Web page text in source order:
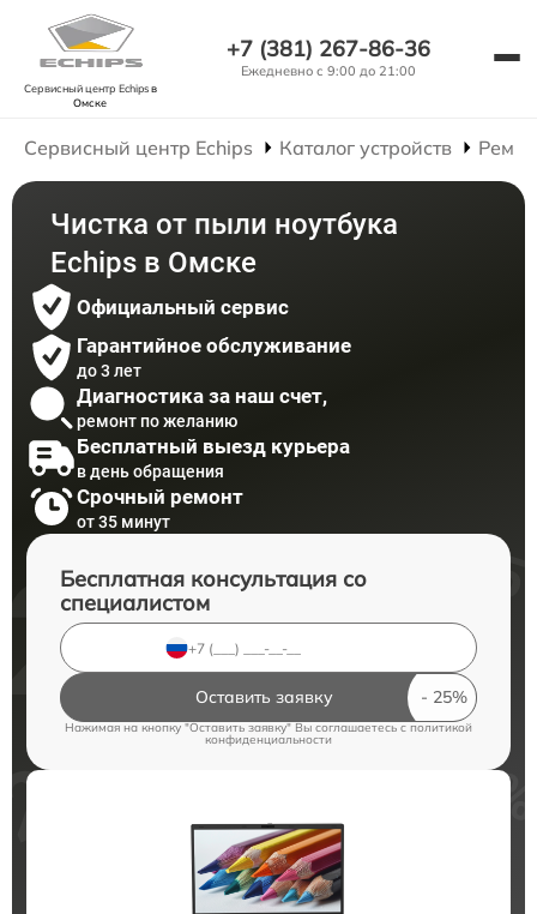
Сервисный центр Echipsв
Омске
+7 (381) 267-86-36
Ежедневно с 9:00 до 21:00
Сервисный центр Echips Каталог устройств
Чистка от пыли ноутбука
Echips в Омске
Официальный сервис
Гарантийное обслуживание
до 3 лет
Диагностика за наш счет,
ремонт по желанию
Бесплатный выезд курьера
в день обращения
Срочный ремонт
от 35 минут
Бесплатная консультация со
специалистом
Оставить заявку
Нажимая на кнопку "Оставить заявку" Вы соглашаетесь cполитикой
конфиденциальности